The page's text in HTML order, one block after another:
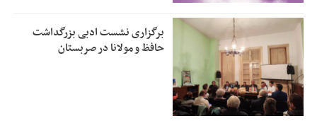
برگزاری نشست ادبی بزرگداشت
حافظ و مولانا در صربستان